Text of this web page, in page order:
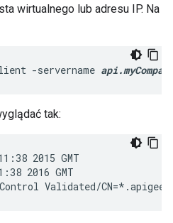
wirtualnego lub adresu IP. Na
-servername
tak:
2015 GMT
2016 GMT
Validated/